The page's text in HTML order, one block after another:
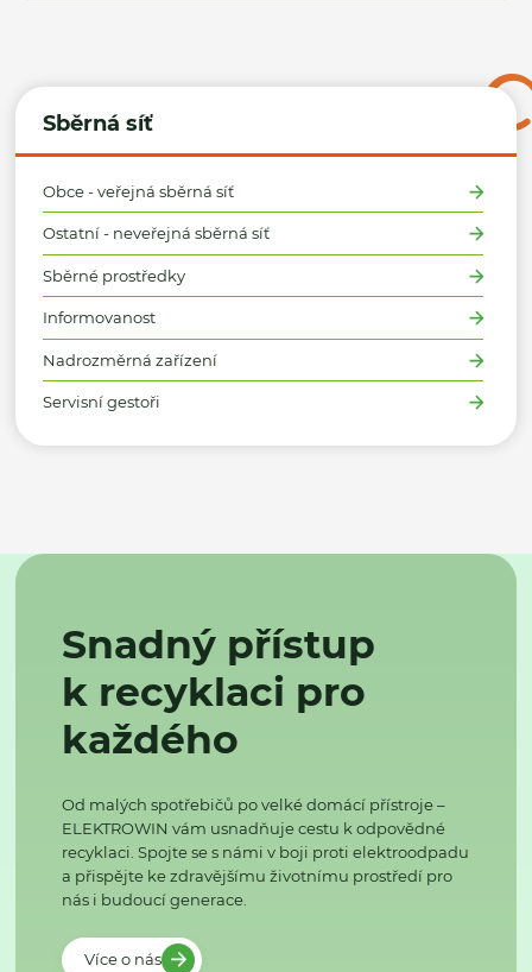
Sběrná síť
Obce - veřejná sběrná síť
Ostatní - neveřejná sběrná síť
Sběrné prostředky
Informovanost
Nadrozměrná zařízení
Servisní gestoři
Snadný přístup
k recyklaci pro
každého
Od malých spotřebičů po velké domácí přístroje –
ELEKTROWIN vám usnadňuje cestu k odpovědné
recyklaci. Spojte se s námi v boji proti elektroodpadu
a přispějte ke zdravějšímu životnímu prostředí pro
nás i budoucí generace.
Více o nás